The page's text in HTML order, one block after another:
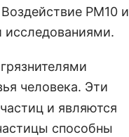
РМ10 и
исследованиями.
человека. Эти
и являются
способны